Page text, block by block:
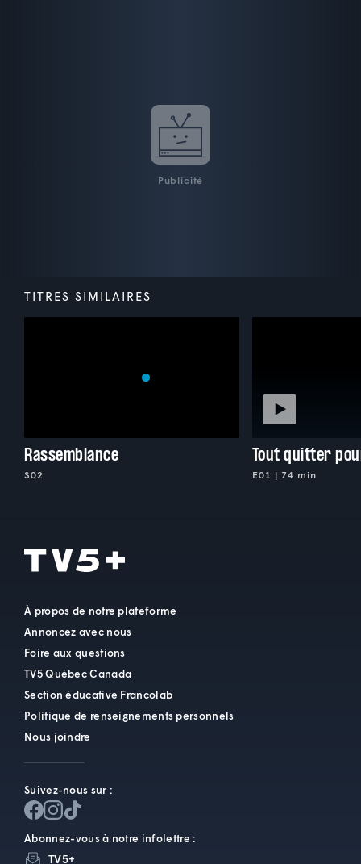
Publicité
TITRES SIMILAIRES
Rassemblance
S02
Tout quitter
E01 | 74 min
À propos de notre plateforme
Annoncez avec nous
Foire aux questions
TV5 Québec Canada
Section éducative Francolab
Politique de renseignements personnels
Nous joindre
Suivez-nous sur :
Abonnez-vous à notre infolettre :
TV5+